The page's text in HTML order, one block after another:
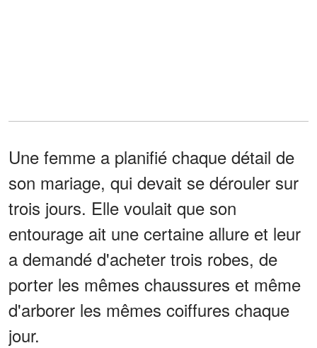
Une femme a planifié chaque détail de
son mariage, qui devait se dérouler sur
trois jours. Elle voulait que son
entourage ait une certaine allure et leur
a demandé d'acheter trois robes, de
porter les mêmes chaussures et même
d'arborer les mêmes coiffures chaque
jour.